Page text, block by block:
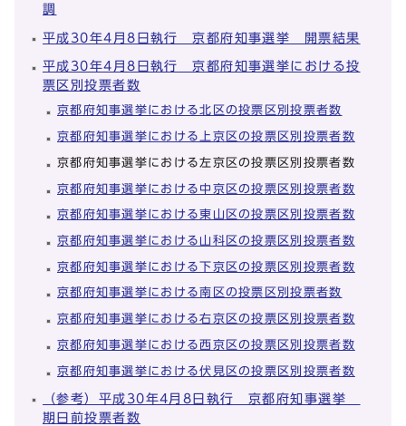
調
平成30年4月8日執行 京都府知事選挙 開票結果
平成30年4月8日執行 京都府知事選挙における投
票区別投票者数
京都府知事選挙における北区の投票区別投票者数
京都府知事選挙における上京区の投票区別投票者数
京都府知事選挙における左京区の投票区別投票者数
京都府知事選挙における中京区の投票区別投票者数
京都府知事選挙における東山区の投票区別投票者数
京都府知事選挙における山科区の投票区別投票者数
京都府知事選挙における下京区の投票区別投票者数
京都府知事選挙における南区の投票区別投票者数
京都府知事選挙における右京区の投票区別投票者数
京都府知事選挙における西京区の投票区別投票者数
京都府知事選挙における伏見区の投票区別投票者数
（参考）平成30年4月8日執行 京都府知事選挙
期日前投票者数